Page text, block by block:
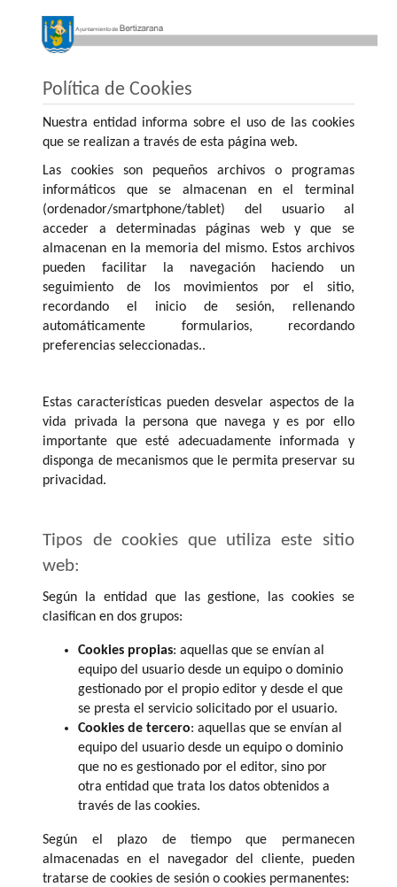
Política de Cookies
Nuestra entidad informa sobre el uso de las cookies
que se realizan a través de esta página web.
Las cookies son pequeños archivos o programas
informáticos que se almacenan en el terminal
(ordenador/smartphone/tablet) del usuario al
acceder a determinadas páginas web y que se
almacenan en la memoria del mismo. Estos archivos
pueden facilitar la navegación haciendo un
seguimiento de los movimientos por el sitio,
recordando el inicio de sesión, rellenando
automáticamente formularios, recordando
preferencias seleccionadas..
Estas características pueden desvelar aspectos de la
vida privada la persona que navega y es por ello
importante que esté adecuadamente informada y
disponga de mecanismos que le permita preservar su
privacidad.
Tipos de cookies que utiliza este sitio
web:
Según la entidad que las gestione, las cookies se
clasifican en dos grupos:
Cookies propias: aquellas que se envían al
equipo del usuario desde un equipo o dominio
gestionado por el propio editor y desde el que
se presta el servicio solicitado por el usuario.
Cookies de tercero: aquellas que se envían al
equipo del usuario desde un equipo o dominio
que no es gestionado por el editor, sino por
otra entidad que trata los datos obtenidos a
través de las cookies.
Según el plazo de tiempo que permanecen
almacenadas en el navegador del cliente, pueden
tratarse de cookies de sesión o cookies permanentes: